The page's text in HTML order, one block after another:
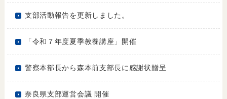
支部活動報告を更新しました。
「令和７年度夏季教養講座」開催
警察本部長から森本前支部長に感謝状贈呈
奈良県支部運営会議 開催